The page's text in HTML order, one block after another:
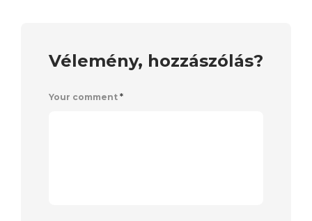
Vélemény, hozzászólás?
Your comment *